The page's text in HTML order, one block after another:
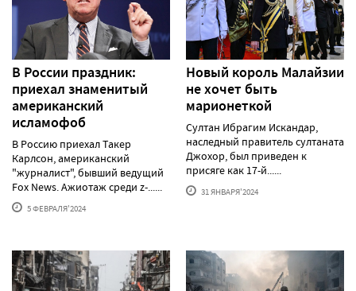
В России праздник:
приехал знаменитый
американский
исламофоб
В Россию приехал Такер
Карлсон, американский
"журналист", бывший ведущий
Fox News. Ажиотаж среди z-......
5 ФЕВРАЛЯ'2024
Новый король Малайзии
не хочет быть
марионеткой
Султан Ибрагим Искандар,
наследный правитель султаната
Джохор, был приведен к
присяге как 17-й......
31 ЯНВАРЯ'2024